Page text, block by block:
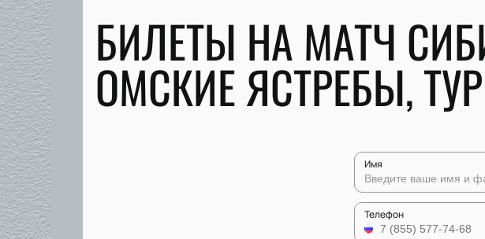
БИЛЕТЫ НА МАТЧ
ОМСКИЕ ЯСТРЕБЫ,
Имя
Телефон